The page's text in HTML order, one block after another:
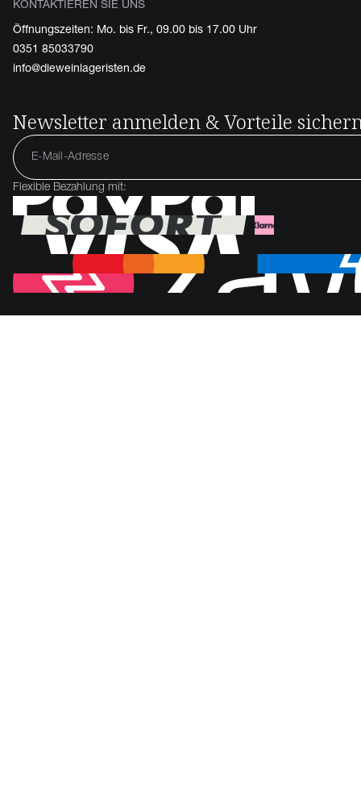
KONTAKTIEREN SIE UNS
Öffnungszeiten: Mo. bis Fr., 09.00 bis 17.00 Uhr
0351 85033790
info@dieweinlageristen.de
Newsletter anmelden & Vorteile
Flexible Bezahlung mit: